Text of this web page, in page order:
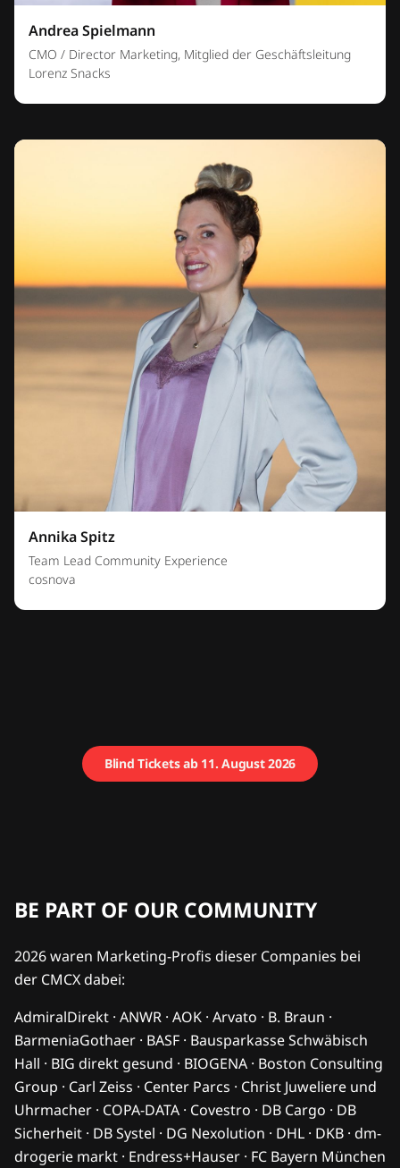
Andrea Spielmann
CMO / Director Marketing, Mitglied der Geschäftsleitung
Lorenz Snacks
Annika Spitz
Team Lead Community Experience
cosnova
Blind Tickets ab 11. August 2026
BE PART OF OUR COMMUNITY
2026 waren Marketing-Profis dieser Companies bei
der CMCX dabei:
AdmiralDirekt · ANWR · AOK · Arvato · B. Braun ·
BarmeniaGothaer · BASF · Bausparkasse Schwäbisch
Hall · BIG direkt gesund · BIOGENA · Boston Consulting
Group · Carl Zeiss · Center Parcs · Christ Juweliere und
Uhrmacher · COPA-DATA · Covestro · DB Cargo · DB
Sicherheit · DB Systel · DG Nexolution · DHL · DKB · dm-
drogerie markt · Endress+Hauser · FC Bayern München